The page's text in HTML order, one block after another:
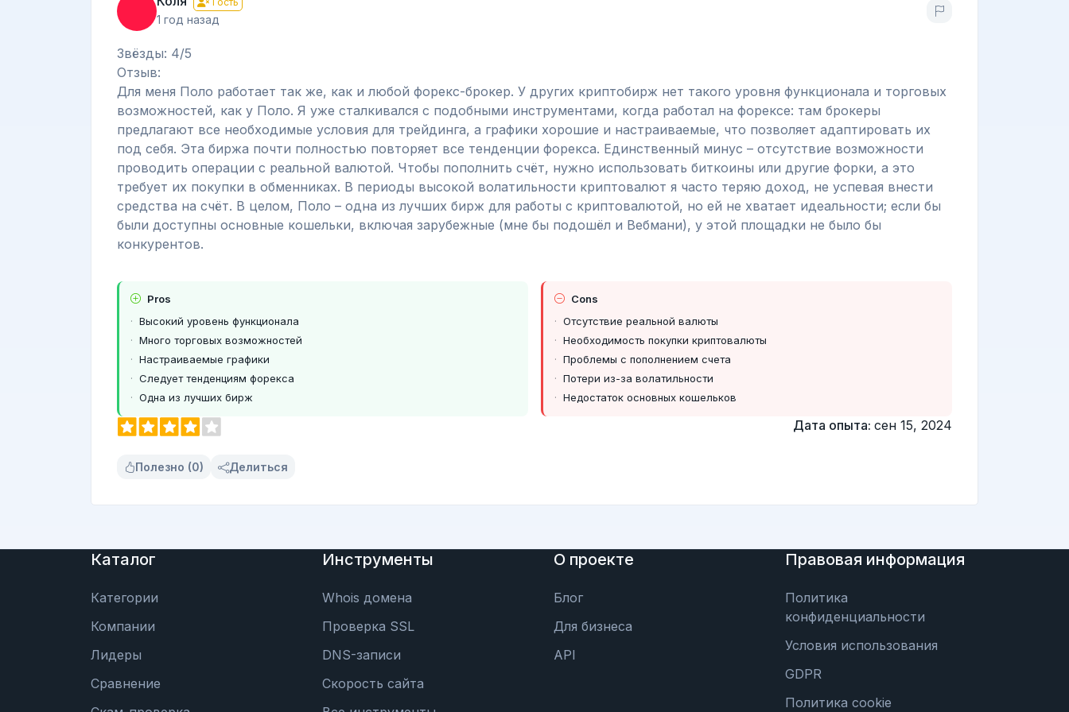
1 год назад
Звёзды: 4/5
Отзыв:
Для меня Поло работает так же, как и любой форекс-брокер. У других криптобирж нет такого уровня функционала и торговых
возможностей, как у Поло. Я уже сталкивался с подобными инструментами, когда работал на форексе: там брокеры
предлагают все необходимые условия для трейдинга, а графики хорошие и настраиваемые, что позволяет адаптировать их
под себя. Эта биржа почти полностью повторяет все тенденции форекса. Единственный минус – отсутствие возможности
проводить операции с реальной валютой. Чтобы пополнить счёт, нужно использовать биткоины или другие форки, а это
требует их покупки в обменниках. В периоды высокой волатильности криптовалют я часто теряю доход, не успевая внести
средства на счёт. В целом, Поло – одна из лучших бирж для работы с криптовалютой, но ей не хватает идеальности; если бы
были доступны основные кошельки, включая зарубежные (мне бы подошёл и Вебмани), у этой площадки не было бы
конкурентов.
Pros
Высокий уровень функционала
Много торговых возможностей
Настраиваемые графики
Следует тенденциям форекса
Одна из лучших бирж
Cons
Отсутствие реальной валюты
Необходимость покупки криптовалюты
Проблемы с пополнением счета
Потери из-за волатильности
Недостаток основных кошельков
Дата опыта: сен 15, 2024
Полезно (0) Делиться
Каталог
Категории
Компании
Лидеры
Сравнение
Инструменты
Whois домена
Проверка SSL
DNS-записи
Скорость сайта
О проекте
Блог
Для бизнеса
API
Правовая информация
Политика
конфиденциальности
Условия использования
GDPR
Политика cookie